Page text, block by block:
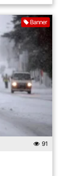
Banner
91